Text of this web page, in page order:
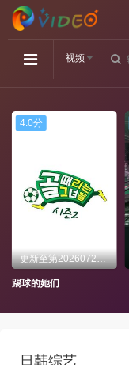
视频
4.0分
更新至第20260729期
踢球的她们
日韩综艺